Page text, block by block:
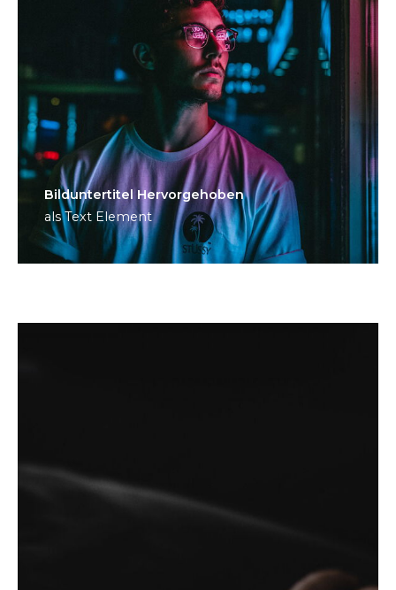
Bild­unter­titel Hervorgehoben
als Text Element